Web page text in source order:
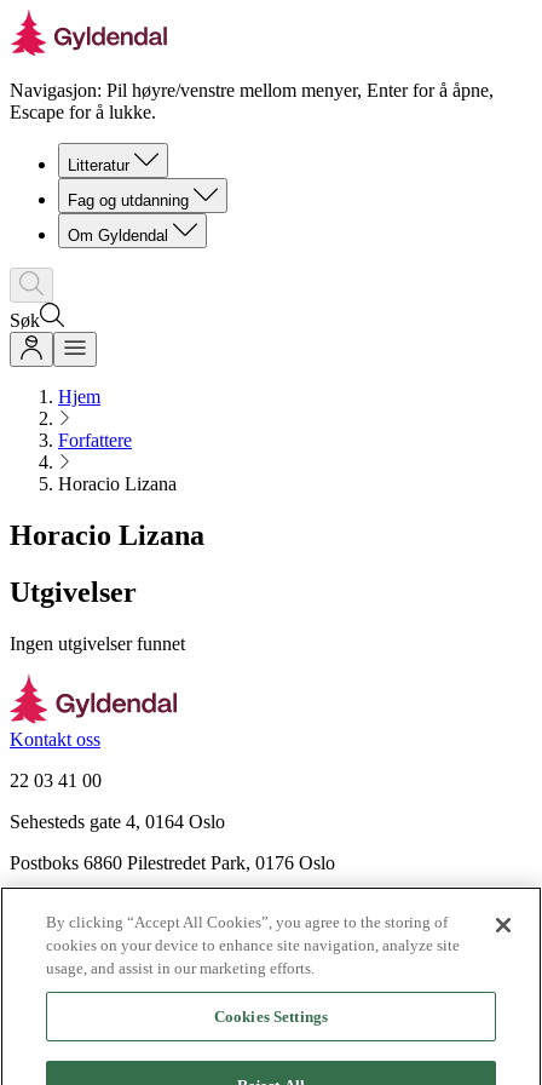
Navigasjon: Pil høyre/venstre mellom menyer, Enter for å åpne,
Escape for å lukke.
Litteratur
Fag og utdanning
Om Gyldendal
Søk
Hjem
Forfattere
Horacio Lizana
Horacio Lizana
Utgivelser
Ingen utgivelser funnet
Kontakt oss
22 03 41 00
Sehesteds gate 4, 0164 Oslo
Postboks 6860 Pilestredet Park, 0176 Oslo
Nyhetsbrev
Ledige stillinger
Send inn manus
By clicking “Accept All Cookies”, you agree to the storing of
cookies on your device to enhance site navigation, analyze site
usage, and assist in our marketing efforts.
Cookies Settings